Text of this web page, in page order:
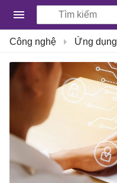
Công nghệ Ứng dụng